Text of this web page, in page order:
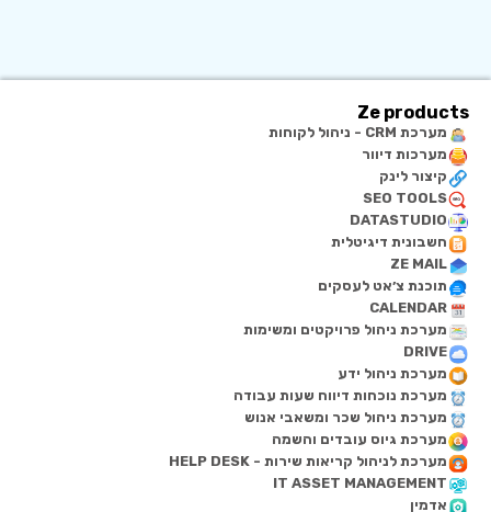
Ze products
מערכת CRM - ניהול לקוחות
מערכות דיוור
קיצור לינק
SEO TOOLS
DATASTUDIO
חשבונית דיגיטלית
ZE MAIL
תוכנת צ׳אט לעסקים
CALENDAR
מערכת ניהול פרויקטים ומשימות
DRIVE
מערכת ניהול ידע
מערכת נוכחות דיווח שעות עבודה
מערכת ניהול שכר ומשאבי אנוש
מערכת גיוס עובדים והשמה
מערכת לניהול קריאות שירות - HELP DESK
IT ASSET MANAGEMENT
אדמין